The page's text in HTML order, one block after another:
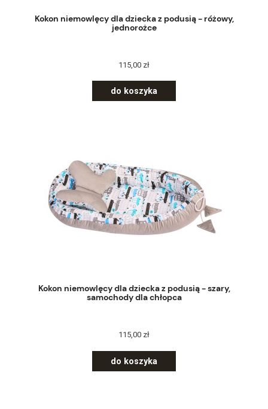
Kokon niemowlęcy dla dziecka z podusią - różowy,
jednorożce
115,00 zł
do koszyka
Kokon niemowlęcy dla dziecka z podusią - szary,
samochody dla chłopca
115,00 zł
do koszyka